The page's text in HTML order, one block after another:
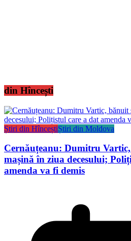
din Hîncești
Știri din HînceștiȘtiri din Moldova
Cernăuțeanu: Dumitru
mașină în ziua decesului;
amenda va fi demis